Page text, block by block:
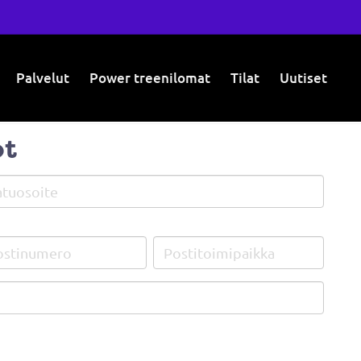
Palvelut Power treenilomat Tilat Uutiset